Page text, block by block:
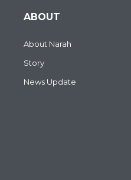
ABOUT
About Narah
Story
News Update